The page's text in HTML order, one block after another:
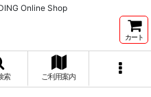
Online Shop
カート
索 ご利用案内